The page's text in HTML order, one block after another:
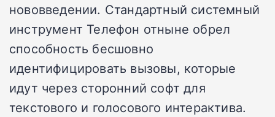
нововведении. Стандартный системный
инструмент Телефон отныне обрел
способность бесшовно
идентифицировать вызовы, которые
идут через сторонний софт для
текстового и голосового интерактива.